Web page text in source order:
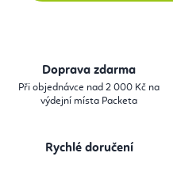
Doprava zdarma
Při objednávce nad 2 000 Kč na
výdejní místa Packeta
Rychlé doručení